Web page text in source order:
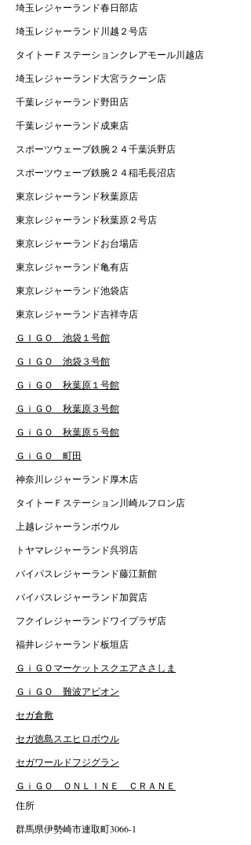
埼玉レジャーランド春日部店
埼玉レジャーランド川越２号店
タイトーＦステーションクレアモール川越店
埼玉レジャーランド大宮ラクーン店
千葉レジャーランド野田店
千葉レジャーランド成東店
スポーツウェーブ鉄腕２４千葉浜野店
スポーツウェーブ鉄腕２４稲毛長沼店
東京レジャーランド秋葉原店
東京レジャーランド秋葉原２号店
東京レジャーランドお台場店
東京レジャーランド亀有店
東京レジャーランド池袋店
東京レジャーランド吉祥寺店
ＧＩＧＯ 池袋１号館
ＧＩＧＯ 池袋３号館
ＧｉＧＯ 秋葉原１号館
ＧｉＧＯ 秋葉原３号館
ＧｉＧＯ 秋葉原５号館
ＧｉＧＯ 町田
神奈川レジャーランド厚木店
タイトーＦステーション川崎ルフロン店
上越レジャーランボウル
トヤマレジャーランド呉羽店
バイパスレジャーランド藤江新館
バイパスレジャーランド加賀店
フクイレジャーランドワイプラザ店
福井レジャーランド板垣店
ＧｉＧＯマーケットスクエアささしま
ＧｉＧＯ 難波アビオン
セガ倉敷
セガ徳島スエヒロボウル
セガワールドフジグラン
ＧｉＧＯ ＯＮＬＩＮＥ ＣＲＡＮＥ
住所
群馬県伊勢崎市連取町3066-1